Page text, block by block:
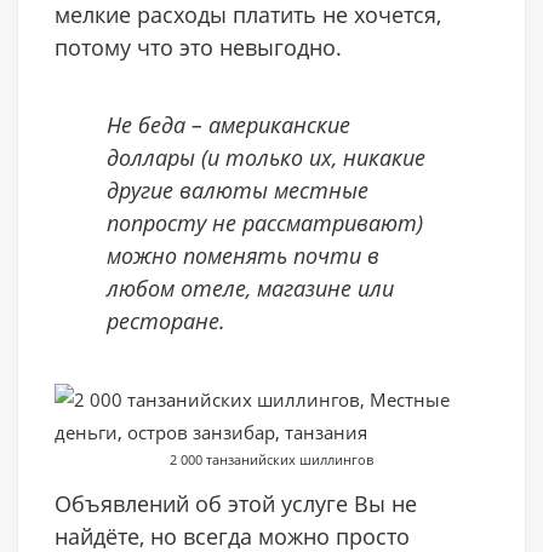
мелкие расходы платить не хочется,
потому что это невыгодно.
Не беда – американские
доллары (и только их, никакие
другие валюты местные
попросту не рассматривают)
можно поменять почти в
любом отеле, магазине или
ресторане.
2 000 танзанийских шиллингов
Объявлений об этой услуге Вы не
найдёте, но всегда можно просто